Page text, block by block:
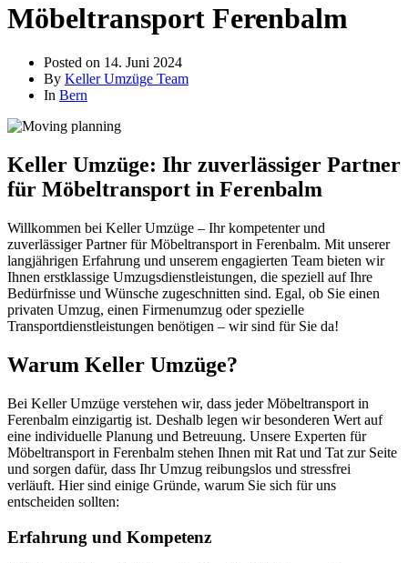
Möbeltransport Ferenbalm
Posted on 14. Juni 2024
By Keller Umzüge Team
In Bern
Keller Umzüge: Ihr zuverlässiger Partner
für Möbeltransport in Ferenbalm
Willkommen bei Keller Umzüge – Ihr kompetenter und
zuverlässiger Partner für Möbeltransport in Ferenbalm. Mit unserer
langjährigen Erfahrung und unserem engagierten Team bieten wir
Ihnen erstklassige Umzugsdienstleistungen, die speziell auf Ihre
Bedürfnisse und Wünsche zugeschnitten sind. Egal, ob Sie einen
privaten Umzug, einen Firmenumzug oder spezielle
Transportdienstleistungen benötigen – wir sind für Sie da!
Warum Keller Umzüge?
Bei Keller Umzüge verstehen wir, dass jeder Möbeltransport in
Ferenbalm einzigartig ist. Deshalb legen wir besonderen Wert auf
eine individuelle Planung und Betreuung. Unsere Experten für
Möbeltransport in Ferenbalm stehen Ihnen mit Rat und Tat zur Seite
und sorgen dafür, dass Ihr Umzug reibungslos und stressfrei
verläuft. Hier sind einige Gründe, warum Sie sich für uns
entscheiden sollten:
Erfahrung und Kompetenz